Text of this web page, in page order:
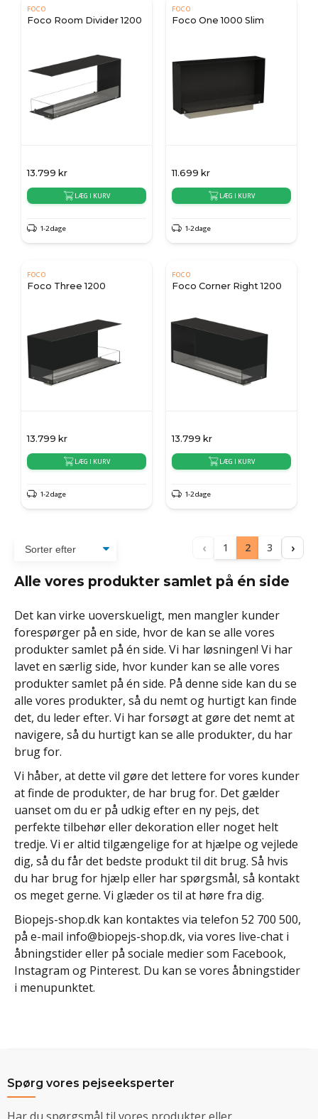
FOCO
Foco Room Divider 1200
13.799 kr
LÆG I KURV
1-2 dage
FOCO
Foco One 1000 Slim
11.699 kr
LÆG I KURV
1-2 dage
FOCO
Foco Three 1200
13.799 kr
LÆG I KURV
1-2 dage
FOCO
Foco Corner Right 1200
13.799 kr
LÆG I KURV
1-2 dage
‹ 1 2 3 ›
Alle vores produkter samlet på én side
Det kan virke uoverskueligt, men mangler kunder
forespørger på en side, hvor de kan se alle vores
produkter samlet på én side. Vi har løsningen! Vi har
lavet en særlig side, hvor kunder kan se alle vores
produkter samlet på én side. På denne side kan du se
alle vores produkter, så du nemt og hurtigt kan finde
det, du leder efter. Vi har forsøgt at gøre det nemt at
navigere, så du hurtigt kan se alle produkter, du har
brug for.
Vi håber, at dette vil gøre det lettere for vores kunder
at finde de produkter, de har brug for. Det gælder
uanset om du er på udkig efter en ny pejs, det
perfekte tilbehør eller dekoration eller noget helt
tredje. Vi er altid tilgængelige for at hjælpe og vejlede
dig, så du får det bedste produkt til dit brug. Så hvis
du har brug for hjælp eller har spørgsmål, så kontakt
os meget gerne. Vi glæder os til at høre fra dig.
Biopejs-shop.dk kan kontaktes via telefon 52 700 500,
på e-mail info@biopejs-shop.dk, via vores live-chat i
åbningstider eller på sociale medier som Facebook,
Instagram og Pinterest. Du kan se vores åbningstider
i menupunktet.
Spørg vores pejseeksperter